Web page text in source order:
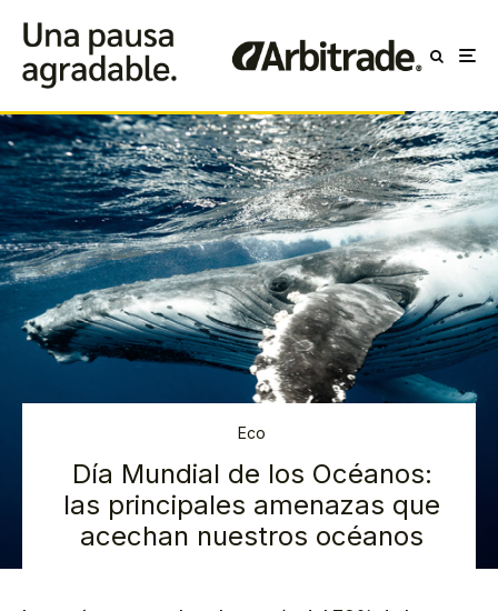
Eco
Día Mundial de los Océanos:
las principales amenazas que
acechan nuestros océanos